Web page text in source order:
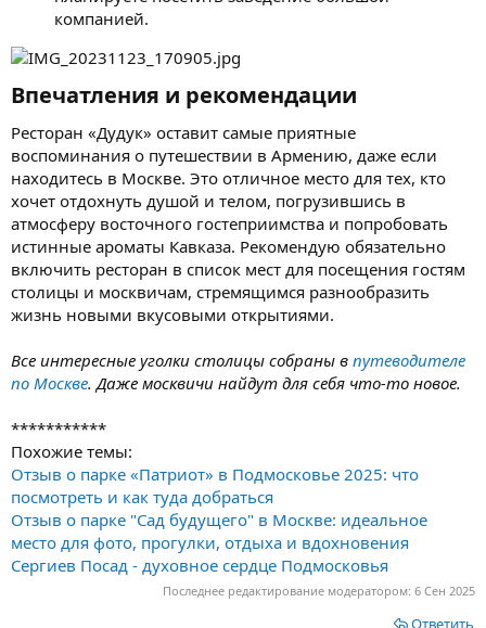
компанией.
Впечатления и рекомендации​
Ресторан «Дудук» оставит самые приятные
воспоминания о путешествии в Армению, даже если
находитесь в Москве. Это отличное место для тех, кто
хочет отдохнуть душой и телом, погрузившись в
атмосферу восточного гостеприимства и попробовать
истинные ароматы Кавказа. Рекомендую обязательно
включить ресторан в список мест для посещения гостям
столицы и москвичам, стремящимся разнообразить
жизнь новыми вкусовыми открытиями.
Все интересные уголки столицы собраны в путеводителе
по Москве. Даже москвичи найдут для себя что-то новое.
***********
Похожие темы:
Отзыв о парке «Патриот» в Подмосковье 2025: что
посмотреть и как туда добраться
Отзыв о парке "Сад будущего" в Москве: идеальное
место для фото, прогулки, отдыха и вдохновения
Сергиев Посад - духовное сердце Подмосковья
Последнее редактирование модератором: 6 Сен 2025
Ответить